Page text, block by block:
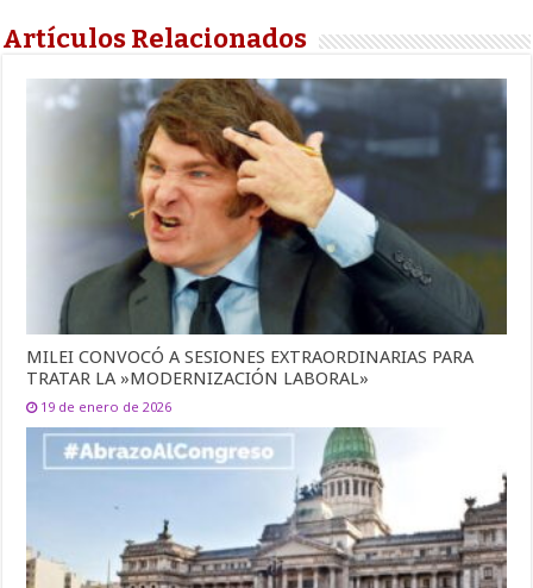
Artículos Relacionados
MILEI CONVOCÓ A SESIONES EXTRAORDINARIAS PARA
TRATAR LA »MODERNIZACIÓN LABORAL»
19 de enero de 2026